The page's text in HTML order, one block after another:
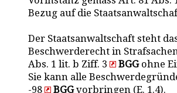
Bezug auf die
Der Staatsanwaltschaft steht
Beschwerderecht in
Abs. 1 lit. b Ziff. 3
BGGohne
Sie kann alle
-98
BGGvorbringen (E. 1.4).